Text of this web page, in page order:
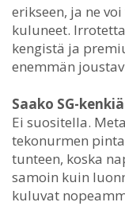
erikseen, ja ne
kuluneet.
kengistä ja
enemmän
Saako SG-
Ei suositella.
tekonurmen
tunteen, koska
samoin kuin
kuluvat